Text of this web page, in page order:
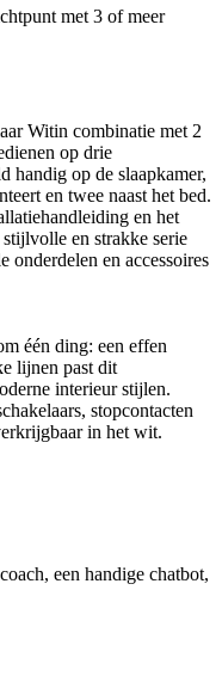
met 3 of meer
Witin combinatie met 2
op drie
handig op de slaapkamer,
en twee naast het bed.
en het
en strakke serie
onderdelen en accessoires
één ding: een effen
lijnen past dit
interieur stijlen.
stopcontacten
in het wit.
een handige chatbot,